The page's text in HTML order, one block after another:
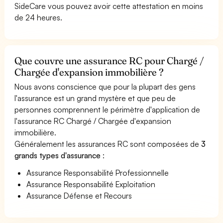
SideCare vous pouvez avoir cette attestation en moins
de 24 heures.
Que couvre une assurance RC pour Chargé /
Chargée d'expansion immobilière ?
Nous avons conscience que pour la plupart des gens
l'assurance est un grand mystère et que peu de
personnes comprennent le périmètre d'application de
l'assurance RC Chargé / Chargée d'expansion
immobilière.
Généralement les assurances RC sont composées de3
grands types d'assurance :
Assurance Responsabilité Professionnelle
Assurance Responsabilité Exploitation
Assurance Défense et Recours